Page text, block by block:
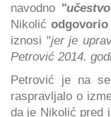
navodno
Nikolić odgovorio
iznosi "jer je
Petrović 2014.
Petrović je na
raspravljalo o
da je Nikolić pred